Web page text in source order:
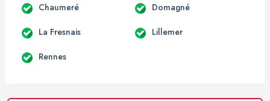
Chaumeré Domagné
La Fresnais Lillemer
Rennes